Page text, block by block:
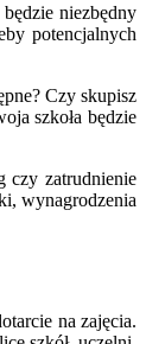
niezbędny
potencjalnych
Czy skupisz
szkoła będzie
czy zatrudnienie
wynagrodzenia
na zajęcia.